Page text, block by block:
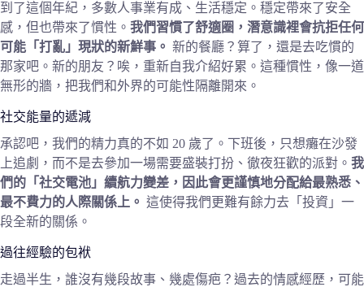
到了這個年紀，多數人事業有成、生活穩定。穩定帶來了安全
感，但也帶來了慣性。 我們習慣了舒適圈，潛意識裡會抗拒任何
可能「打亂」現狀的新鮮事。 新的餐廳？算了，還是去吃慣的
那家吧。新的朋友？唉，重新自我介紹好累。這種慣性，像一道
無形的牆，把我們和外界的可能性隔離開來。
社交能量的遞減
承認吧，我們的精力真的不如 20 歲了。下班後，只想癱在沙發
上追劇，而不是去參加一場需要盛裝打扮、徹夜狂歡的派對。 我
們的「社交電池」續航力變差，因此會更謹慎地分配給最熟悉、
最不費力的人際關係上。 這使得我們更難有餘力去「投資」一
段全新的關係。
過往經驗的包袱
走過半生，誰沒有幾段故事、幾處傷疤？過去的情感經歷，可能